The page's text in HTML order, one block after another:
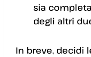
sia
degli altri
In breve, decidi